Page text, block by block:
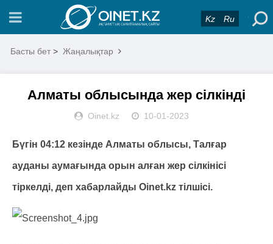
Kz Ru
Басты бет > Жаңалықтар
Алматы облысында жер сілкінді
Oinet.kz 10-01-2023
Бүгін 04:12 кезінде Алматы облысы, Талғар
ауданы аумағында орын алған жер сілкінісі
тіркелді, деп хабарлайды Oinet.kz тілшісі.